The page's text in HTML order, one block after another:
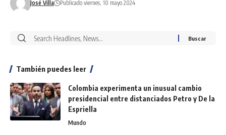
José Villa Publicado viernes, 10 mayo 2024
También puedes leer
Colombia experimenta un inusual cambio
presidencial entre distanciados Petro y De la
Espriella
Mundo